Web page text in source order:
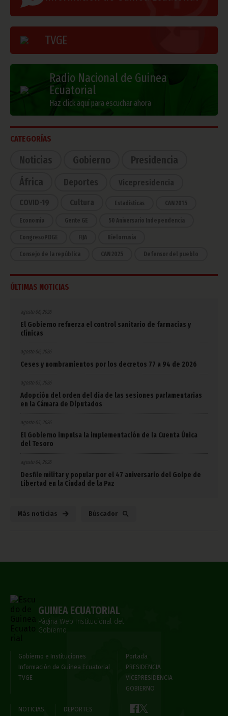
TVGE
Radio Nacional de Guinea
Ecuatorial
Haz click aquí para escuchar ahora
CATEGORÍAS
Noticias Gobierno
Presidencia
África
Deportes Vicepresidencia
COVID-19 Cultura Estadísticas CAN 2015
Economía Gente GE 50 Aniversario Independencia
CongresoPDGE FIJA Bielorrusia
Consejo de la república CAN 2025 Defensor del pueblo
ÚLTIMAS NOTICIAS
agosto 06, 2026
El Gobierno refuerza el control sanitario de farmacias y
clínicas
agosto 06, 2026
Ceses y nombramientos por los decretos 77 a 94 de 2026
Adopción del orden del día de las sesiones parlamentarias
en la Cámara de Diputados
El Gobierno impulsa la implementación de la Cuenta Única
del Tesoro
agosto 04, 2026
Desfile militar y popular por el 47 aniversario del Golpe de
Libertad en la Ciudad de la Paz
Más noticias Búscador
GUINEA ECUATORIAL
Página Web Institucional del
Gobierno
Gobierno e Instituciones
Información de Guinea Ecuatorial
TVGE
Portada
PRESIDENCIA
VICEPRESIDENCIA
GOBIERNO
NOTICIAS DEPORTES